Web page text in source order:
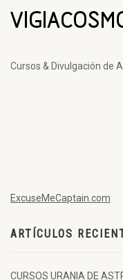
Cursos & Divulgación de
ExcuseMeCaptain.com
ARTÍCULOS
CURSOS URANIA DE